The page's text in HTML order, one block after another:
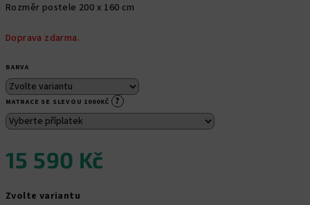
Rozměr postele 200 x 160 cm
Doprava zdarma.
BARVA
MATRACE SE SLEVOU 1000KČ ?
15 590 Kč
cena:
Zvolte variantu